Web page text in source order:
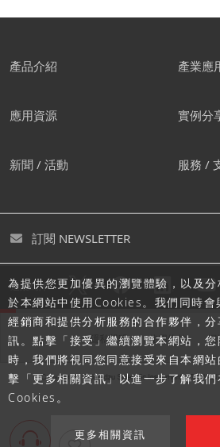
為提供您更加優異的瀏覽體驗，以及
於本網站中使用Cookies。我們同時會
經銷商和提供分析服務的合作夥伴，
訊。點擊「接受」繼續瀏覽本網站，
時，我們將視同您同意接受來自本網
擊「更多相關資訊」以進一步了解我
Cookies。
更多相關資訊
產品介紹 產業應
應用資源 實例分
新聞 / 活動 服務 /
訂閱 NEWSLETTER
追蹤島津
隱私聲明 使用條款 網